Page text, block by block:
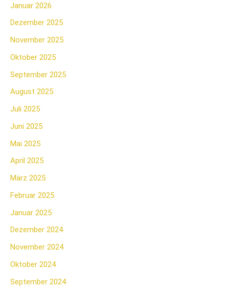
Januar 2026
Dezember 2025
November 2025
Oktober 2025
September 2025
August 2025
Juli 2025
Juni 2025
Mai 2025
April 2025
März 2025
Februar 2025
Januar 2025
Dezember 2024
November 2024
Oktober 2024
September 2024